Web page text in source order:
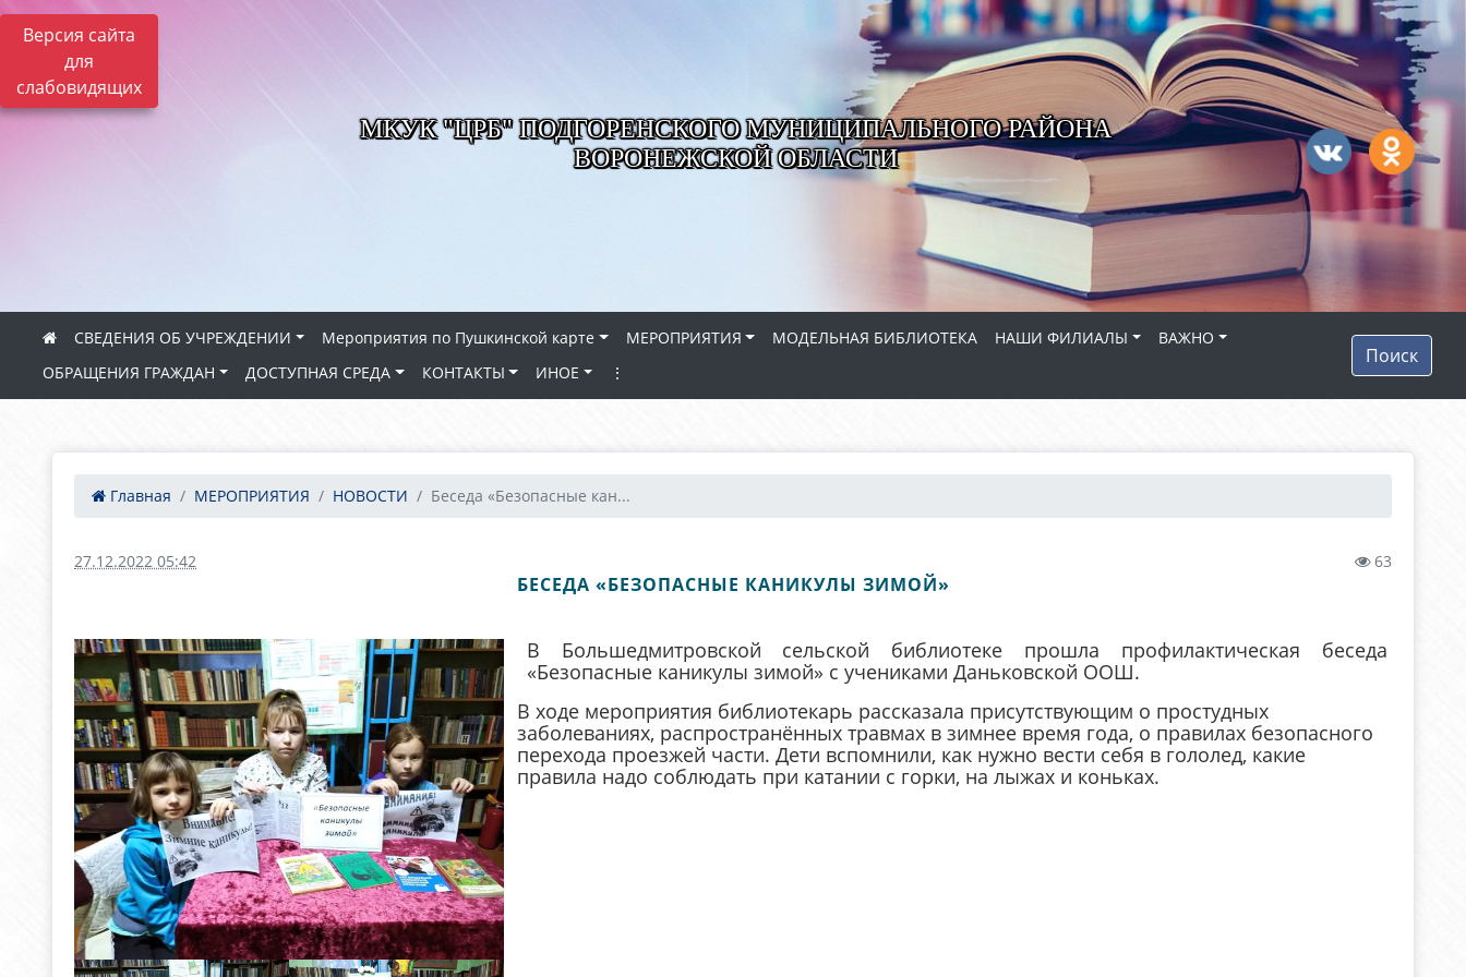
Версия сайта
для
слабовидящих
МКУК "ЦРБ" ПОДГОРЕНСКОГО МУНИЦИПАЛЬНОГО РАЙОНА
ВОРОНЕЖСКОЙ ОБЛАСТИ
СВЕДЕНИЯ ОБ УЧРЕЖДЕНИИ Мероприятия по Пушкинской карте МЕРОПРИЯТИЯ МОДЕЛЬНАЯ БИБЛИОТЕКА НАШИ ФИЛИАЛЫ
ВАЖНО
ОБРАЩЕНИЯ ГРАЖДАН
ДОСТУПНАЯ СРЕДА КОНТАКТЫ ИНОЕ ⋮
Поиск
Главная МЕРОПРИЯТИЯ НОВОСТИ Беседа «Безопасные кан...
27.12.2022 05:42 63
БЕСЕДА «БЕЗОПАСНЫЕ КАНИКУЛЫ ЗИМОЙ»
В Большедмитровской сельской библиотеке прошла профилактическая беседа
«Безопасные каникулы зимой» с учениками Даньковской ООШ.
В ходе мероприятия библиотекарь рассказала присутствующим о простудных
заболеваниях, распространённых травмах в зимнее время года, о правилах безопасного
перехода проезжей части. Дети вспомнили, как нужно вести себя в гололед, какие
правила надо соблюдать при катании с горки, на лыжах и коньках.